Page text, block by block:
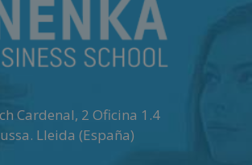
Cardenal, 2 Oficina 1.4
. Lleida (España)